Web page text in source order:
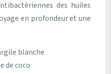
des huiles
en profondeur et une
blanche
de coco